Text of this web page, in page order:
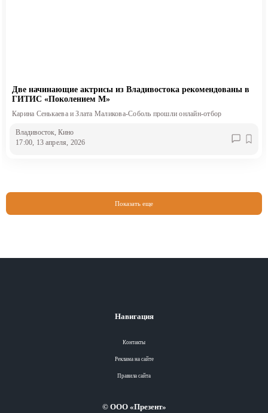
Две начинающие актрисы из Владивостока рекомендованы в
ГИТИС «Поколением М»
Карина Сенькаева и Злата Маликова-Соболь прошли онлайн-отбор
Владивосток, Кино
17:00, 13 апреля, 2026
Показать еще
Навигация
Контакты
Реклама на сайте
Правила сайта
© ООО «Презент»